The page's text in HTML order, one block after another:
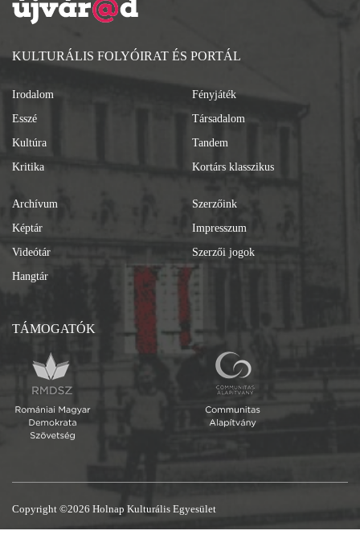
KULTURÁLIS FOLYÓIRAT ÉS PORTÁL
Irodalom
Esszé
Kultúra
Kritika
Fényjáték
Társadalom
Tandem
Kortárs klasszikus
Archívum
Képtár
Videótár
Hangtár
Szerzőink
Impresszum
Szerzői jogok
TÁMOGATÓK
Copyright ©2026 Holnap Kulturális Egyesület